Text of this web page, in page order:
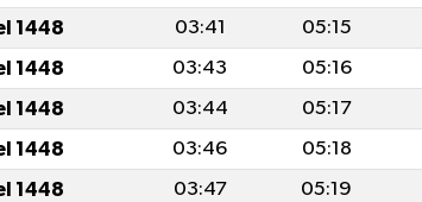
1448 03:41 05:15
1448 03:43 05:16
1448 03:44 05:17
1448 03:46 05:18
1448 03:47 05:19